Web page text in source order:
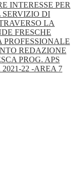
INTERESSE PER
SERVIZIO DI
LA
FRESCHE
PROFESSIONALE
REDAZIONE
PROG. APS
22 -AREA 7